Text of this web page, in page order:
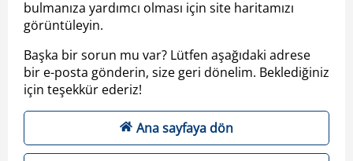
bulmanıza yardımcı olması için site haritamızı
görüntüleyin.
Başka bir sorun mu var? Lütfen aşağıdaki adrese
bir e-posta gönderin, size geri dönelim. Beklediğiniz
için teşekkür ederiz!
Ana sayfaya dön